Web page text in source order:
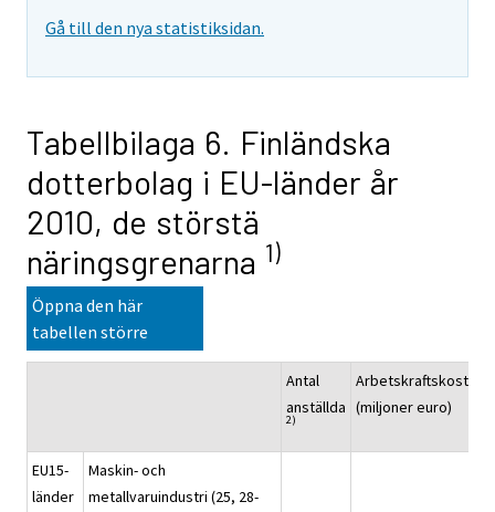
Gå till den nya statistiksidan.
Tabellbilaga 6. Finländska
dotterbolag i EU-länder år
2010, de störstä
näringsgrenarna 1)
Öppna den här
tabellen större
Antal
anställda
2)
(miljoner euro)
EU15-
länder
Maskin- och
metallvaruindustri (25, 28-